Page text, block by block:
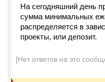
На сегодняшний день
сумма минимальных
распределяется в
проекты, или депозит.
[Нет ответов на это